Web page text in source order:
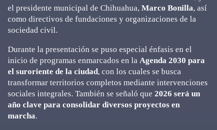
el presidente municipal de Chihuahua, Marco Bonilla, así
como directivos de fundaciones y organizaciones de la
sociedad civil.
Durante la presentación se puso especial énfasis en el
inicio de programas enmarcados en la Agenda 2030 para
el suroriente de la ciudad, con los cuales se busca
transformar territorios completos mediante intervenciones
sociales integrales. También se señaló que 2026 será un
año clave para consolidar diversos proyectos en
marcha.